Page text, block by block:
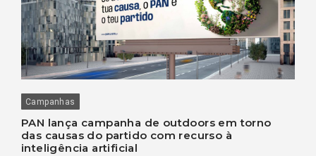
Campanhas
PAN lança campanha de outdoors em torno
das causas do partido com recurso à
inteligência artificial